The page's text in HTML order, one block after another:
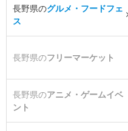
長野県のグルメ・フードフェ
ス
長野県のフリーマーケット
長野県のアニメ・ゲームイベ
ント